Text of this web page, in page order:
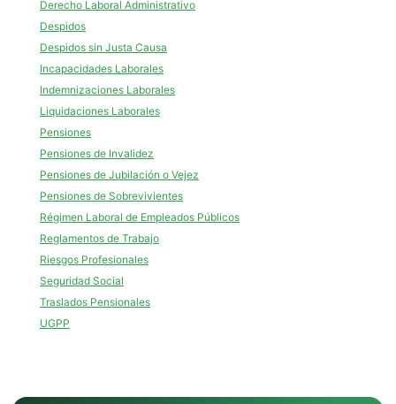
Derecho Laboral Administrativo
Despidos
Despidos sin Justa Causa
Incapacidades Laborales
Indemnizaciones Laborales
Liquidaciones Laborales
Pensiones
Pensiones de Invalidez
Pensiones de Jubilación o Vejez
Pensiones de Sobrevivientes
Régimen Laboral de Empleados Públicos
Reglamentos de Trabajo
Riesgos Profesionales
Seguridad Social
Traslados Pensionales
UGPP